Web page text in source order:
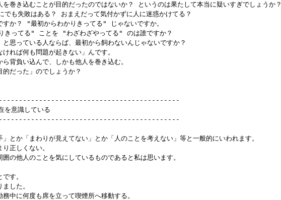
巻き込むことが目的だったのではないか？ というのは果たして本当に疑いすぎでしょうか？
も失敗はある？ おまえだって気付かずに人に迷惑かけてる？
か？ "最初からわかりきってる" じゃないですか。
ってる" ことを "わざわざやってる" のは誰ですか？
思っている人ならば、最初から飼わないんじゃないですか？
れば何も問題が起きない」んです。
背負い込んで、しかも他人を巻き込む。
だった」のでしょうか？
意識している
とか「まわりが見えてない」とか「人のことを考えない」等と一般的にいわれます。
正しくない。
の他人のことを気にしているものであると私は思います。
す。
した。
中に何度も席を立って喫煙所へ移動する。